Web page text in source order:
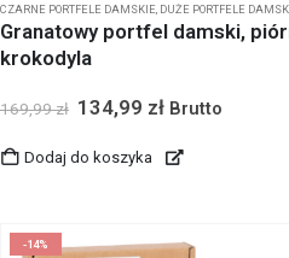
CZARNE PORTFELE DAMSKIE DUŻE PORTFELE
Granatowy portfel damski,
krokodyla
169,99zł 134,99 zł Brutto
Dodaj do koszyka
-14%